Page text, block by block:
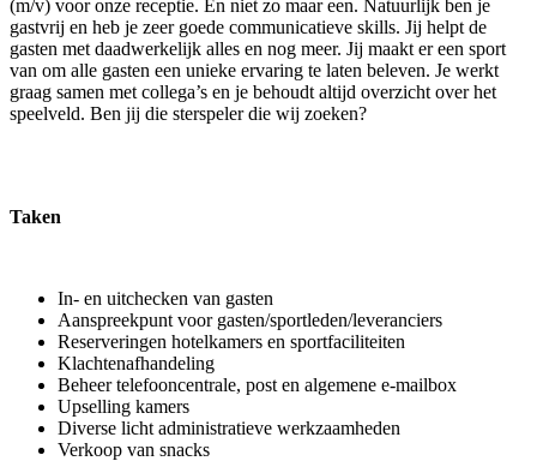
(m/v) voor onze receptie. En niet zo maar een. Natuurlijk ben je
gastvrij en heb je zeer goede communicatieve skills. Jij helpt de
gasten met daadwerkelijk alles en nog meer. Jij maakt er een sport
van om alle gasten een unieke ervaring te laten beleven. Je werkt
graag samen met collega’s en je behoudt altijd overzicht over het
speelveld. Ben jij die sterspeler die wij zoeken?
Taken
In- en uitchecken van gasten
Aanspreekpunt voor gasten/sportleden/leveranciers
Reserveringen hotelkamers en sportfaciliteiten
Klachtenafhandeling
Beheer telefooncentrale, post en algemene e-mailbox
Upselling kamers
Diverse licht administratieve werkzaamheden
Verkoop van snacks